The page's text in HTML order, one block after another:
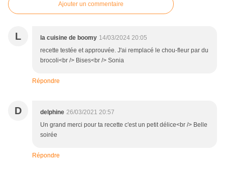
Ajouter un commentaire
L la cuisine de boomy 14/03/2024 20:05
recette testée et approuvée. J'ai remplacé le chou-fleur par du
brocoli<br /> Bises<br /> Sonia
Répondre
D delphine 26/03/2021 20:57
Un grand merci pour ta recette c'est un petit délice<br /> Belle
soirée
Répondre